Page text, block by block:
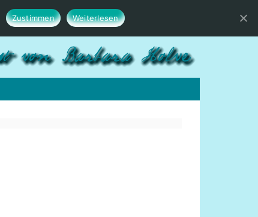
Zustimmen Weiterlesen